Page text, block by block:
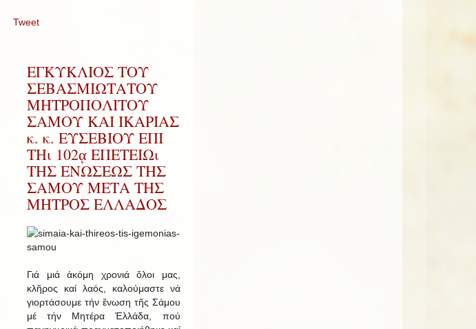
Tweet
ΕΓΚΥΚΛΙΟΣ ΤΟΥ
ΣΕΒΑΣΜΙΩΤΑΤΟΥ
ΜΗΤΡΟΠΟΛΙΤΟΥ
ΣΑΜΟΥ ΚΑΙ ΙΚΑΡΙΑΣ
κ. κ. ΕΥΣΕΒΙΟΥ ΕΠΙ
ΤΗι 102ᾳ ΕΠΕΤΕΙΩι
ΤΗΣ ΕΝΩΣΕΩΣ ΤΗΣ
ΣΑΜΟΥ ΜΕΤΑ ΤΗΣ
ΜΗΤΡΟΣ ΕΛΛΑΔΟΣ
Γιά μιά ἀκόμη χρονιά ὅλοι μας,
κλῆρος καί λαός, καλούμαστε νά
γιορτάσουμε τήν ἕνωση τῆς Σάμου
μέ τήν Μητέρα Ἑλλάδα, πού